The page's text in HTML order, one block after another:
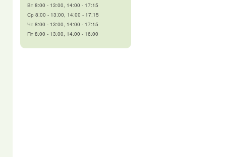
Вт 8:00 - 13:00, 14:00 - 17:15
Ср 8:00 - 13:00, 14:00 - 17:15
Чт 8:00 - 13:00, 14:00 - 17:15
Пт 8:00 - 13:00, 14:00 - 16:00